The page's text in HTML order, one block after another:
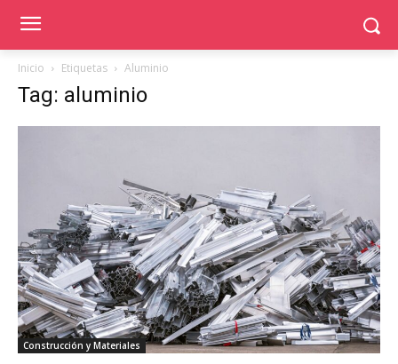
Inicio Etiquetas Aluminio
Tag: aluminio
Construcción y Materiales